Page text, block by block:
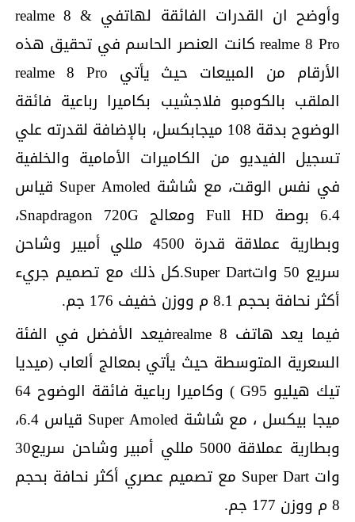
وأوضح ان القدرات الفائقة لهاتفي realme 8 &
realme 8 Pro كانت العنصر الحاسم في تحقيق هذه
الأرقام من المبيعات حيث يأتي realme 8 Pro
الملقب بالكومبو فلاجشيب بكاميرا رباعية فائقة
الوضوح بدقة 108 ميجابكسل، بالإضافة لقدرته علي
تسجيل الفيديو من الكاميرات الأمامية والخلفية
في نفس الوقت، مع شاشة Super Amoled قياس
6.4 بوصة Full HD ومعالج Snapdragon 720G،
وبطارية عملاقة قدرة 4500 مللي أمبير وشاحن
سريع 50 واتSuper Dart.كل ذلك مع تصميم جريء
أكثر نحافة بحجم 8.1 م ووزن خفيف 176 جم.
فيما يعد هاتف realme 8فيعد الأفضل في الفئة
السعرية المتوسطة حيث يأتي بمعالج ألعاب (ميديا
تيك هيليو G95 ) وكاميرا رباعية فائقة الوضوح 64
ميجا بيكسل ، مع شاشة Super Amoled قياس 6.4،
وبطارية عملاقة 5000 مللي أمبير وشاحن سريع30
وات Super Dart مع تصميم عصري أكثر نحافة بحجم
8 م ووزن 177 جم.